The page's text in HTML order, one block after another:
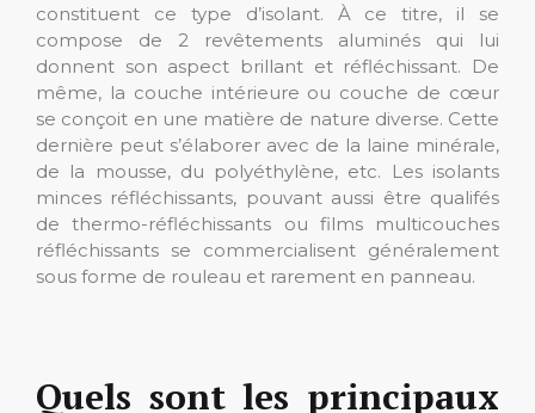
constituent ce type d’isolant. À ce titre, il se
compose de 2 revêtements aluminés qui lui
donnent son aspect brillant et réfléchissant. De
même, la couche intérieure ou couche de cœur
se conçoit en une matière de nature diverse. Cette
dernière peut s’élaborer avec de la laine minérale,
de la mousse, du polyéthylène, etc. Les isolants
minces réfléchissants, pouvant aussi être qualifés
de thermo-réfléchissants ou films multicouches
réfléchissants se commercialisent généralement
sous forme de rouleau et rarement en panneau.
Quels sont les principaux